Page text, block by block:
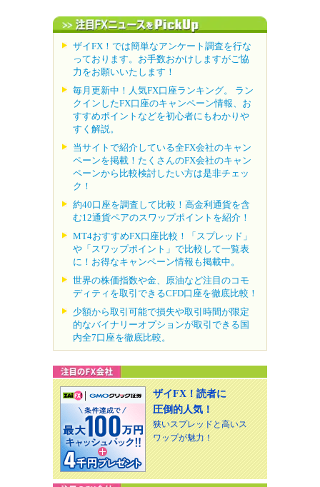
ザイFX！では簡単なアンケート調査を行な
っております。お手数おかけしますがご協
力をお願いいたします！
毎月更新中！人気FX口座ランキング。 ラン
クインしたFX口座のキャンペーン情報、お
すすめポイントなどを初心者にもわかりや
すく解説。
当サイトで紹介している全FX会社のキャン
ペーンを掲載！たくさんのFX会社のキャン
ペーンから比較検討したい方は是非チェッ
ク！
約40口座を調査して比較！高金利通貨を含
む12通貨ペアのスワップポイントを紹介！
MT4おすすめFX口座比較！「スプレッド」
や「スワップポイント」で比較して一覧表
に！お得なキャンペーン情報も掲載中。
世界の株価指数や金、原油など注目のコモ
ディティを取引できるCFD口座を徹底比較！
少額から取引可能で損失や取引時間が限定
的なバイナリーオプションが取引できる国
内全7口座を徹底比較。
ザイFX！読者に
圧倒的人気！
狭いスプレッドと高いス
ワップが魅力！